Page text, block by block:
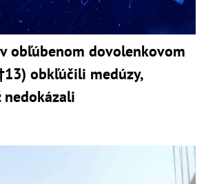
obľúbenom dovolenkovom
obkľúčili medúzy,